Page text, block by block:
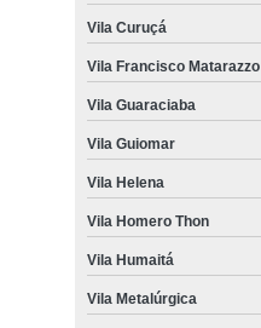
Vila Curuçá
Vila Francisco Matarazzo
Vila Guaraciaba
Vila Guiomar
Vila Helena
Vila Homero Thon
Vila Humaitá
Vila Metalúrgica